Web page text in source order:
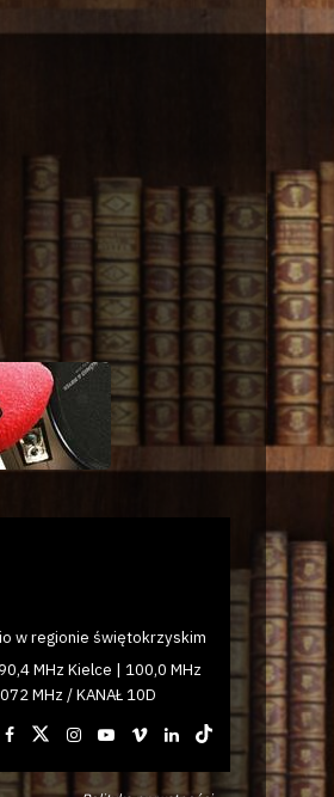
w regionie świętokrzyskim
MHz Kielce | 100,0 MHz
MHz / KANAŁ 10D